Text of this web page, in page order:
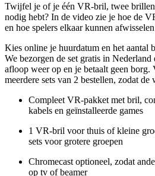
Twijfel je of je één VR-bril, twee brillen
nodig hebt? In de video zie je hoe de
en hoe spelers elkaar kunnen
Kies online je huurdatum en het aantal
We bezorgen de set gratis in Nederland
afloop weer op en je betaalt geen borg.
meerdere sets van 2 bestellen, zodat
Compleet VR-pakket met bril,
kabels en geïnstalleerde games
1 VR-bril voor thuis of kleine
sets voor grotere groepen
Chromecast optioneel, zodat
op tv of beamer